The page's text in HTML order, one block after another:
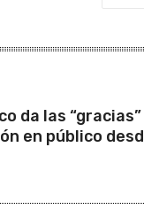
da las
en público